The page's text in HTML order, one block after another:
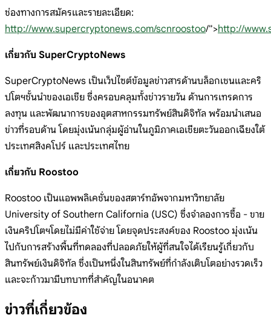
ช่องทางการสมัครและรายละเอียด:
http://www.supercryptonews.com/scnroostoo/">http://
เกี่ยวกับ SuperCryptoNews
SuperCryptoNews เป็นเว็ปไซต์ข้อมูลข่าวสารด้านบล็อกเชนและคริ
ปโตฯชั้นนำของเอเชีย ซึ่งครอบคลุมทั้งข่าวรายวัน ด้านการเทรดการ
ลงทุน และพัฒนาการของอุตสาหกรรมทรัพย์สินดิจิทัล พร้อมนำเสนอ
ข่าวที่รอบด้าน โดยมุ่งเน้นกลุ่มผู้อ่านในภูมิภาคเอเชียตะวันออกเฉียงใต้
ประเทศสิงคโปร์ และประเทศไทย
เกี่ยวกับ Roostoo
Roostoo เป็นแอพพลิเคชั่นของสตาร์ทอัพจากมหาวิทยาลัย
University of Southern California (USC) ซึ่งจำลองการซื้อ - ขาย
เงินคริปโตฯโดยไม่มีค่าใช้จ่าย โดยจุดประสงค์ของ Roostoo มุ่งเน้น
ไปกับการสร้างพื้นที่ทดลองที่ปลอดภัยให้ผู้ที่สนใจได้เรียนรู้เกี่ยวกับ
สินทรัพย์เงินดิจิทัล ซึ่งเป็นหนึ่งในสินทรัพย์ที่กำลังเติบโตอย่างรวดเร็ว
และจะก้าวมามีบทบาทที่สำคัญในอนาคต
ข่าวที่เกี่ยวข้อง